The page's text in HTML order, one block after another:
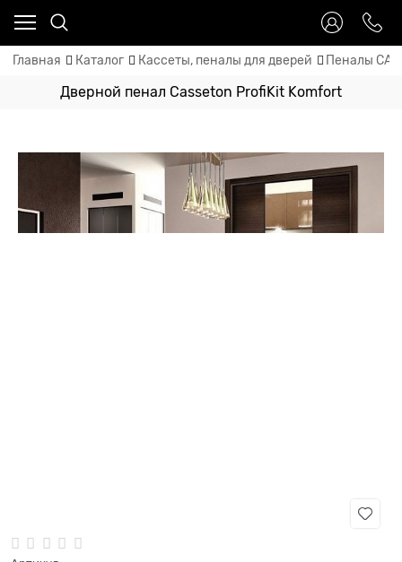
Главная Каталог Кассеты, пеналы для дверей Пеналы
Дверной пенал Casseton ProfiKit Komfort